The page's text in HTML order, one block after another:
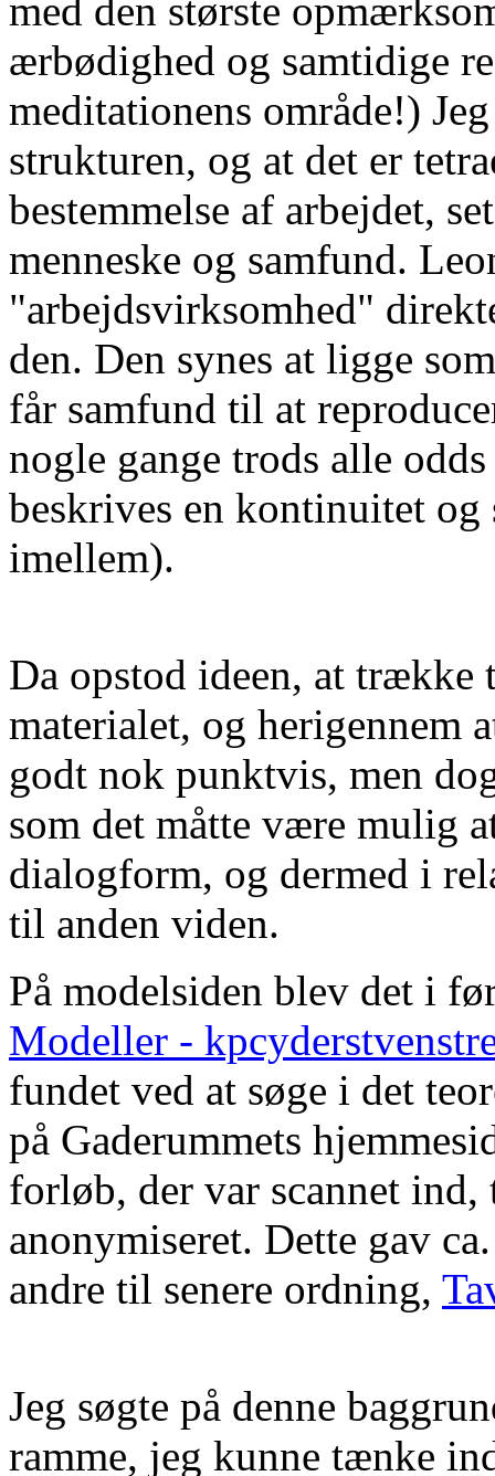
med den største
ærbødighed og samtidige
meditationens område!)
strukturen, og at det er
bestemmelse af arbejdet,
menneske og samfund.
"arbejdsvirksomhed"
den. Den synes at ligge
får samfund til at
nogle gange trods alle
beskrives en kontinuitet
imellem).
Da opstod ideen, at trække
materialet, og herigennem
godt nok punktvis, men
som det måtte være mulig
dialogform, og dermed i
til anden viden.
På modelsiden blev det i
Modeller -
fundet ved at søge i det
på Gaderummets
forløb, der var scannet
anonymiseret. Dette gav
andre til senere ordning,
Jeg søgte på denne
ramme, jeg kunne tænke